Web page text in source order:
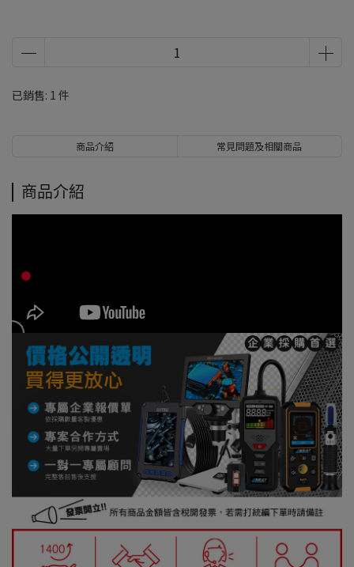
已銷售: 1 件
商品介紹 常見問題及相關商品
商品介紹